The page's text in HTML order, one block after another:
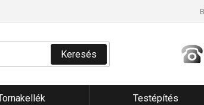
Keresés
Testépítés